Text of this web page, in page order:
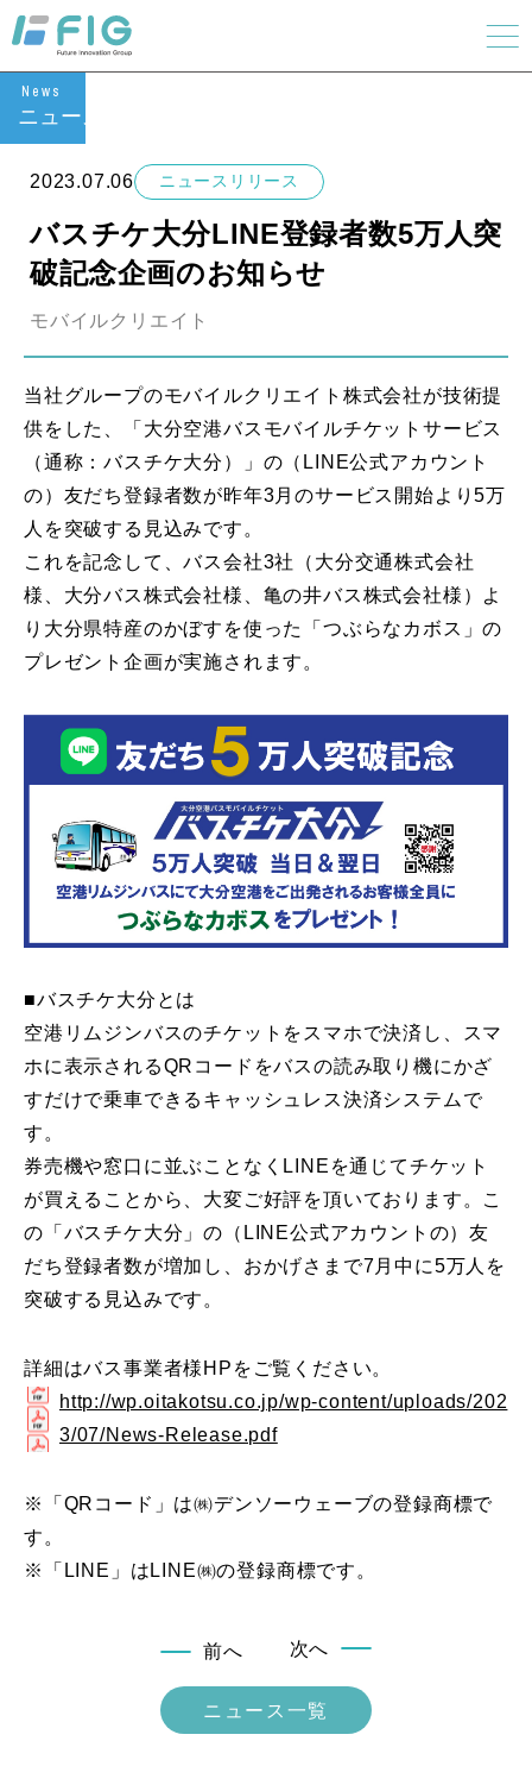
News
ニュース
2023.07.06 ニュースリリース
バスチケ大分LINE登録者数5万人突
破記念企画のお知らせ
モバイルクリエイト
当社グループのモバイルクリエイト株式会社が技術提
供をした、「大分空港バスモバイルチケットサービス
（通称：バスチケ大分）」の（LINE公式アカウント
の）友だち登録者数が昨年3月のサービス開始より5万
人を突破する見込みです。
これを記念して、バス会社3社（大分交通株式会社
様、大分バス株式会社様、亀の井バス株式会社様）よ
り大分県特産のかぼすを使った「つぶらなカボス」の
プレゼント企画が実施されます。
■バスチケ大分とは
空港リムジンバスのチケットをスマホで決済し、スマ
ホに表示されるQRコードをバスの読み取り機にかざ
すだけで乗車できるキャッシュレス決済システムで
す。
券売機や窓口に並ぶことなくLINEを通じてチケット
が買えることから、大変ご好評を頂いております。こ
の「バスチケ大分」の（LINE公式アカウントの）友
だち登録者数が増加し、おかげさまで7月中に5万人を
突破する見込みです。
詳細はバス事業者様HPをご覧ください。
http://wp.oitakotsu.co.jp/wp-content/uploads/202
3/07/News-Release.pdf
※「QRコード」は㈱デンソーウェーブの登録商標で
す。
※「LINE」はLINE㈱の登録商標です。
前へ
ニュース一覧
次へ